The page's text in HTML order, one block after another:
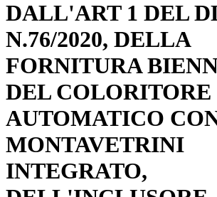
DALL'ART 1 DEL
N.76/2020, DELLA
FORNITURA
DEL COLORITORE
AUTOMATICO
MONTAVETRINI
INTEGRATO,